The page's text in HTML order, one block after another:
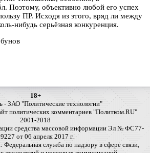
Поэтому, объективно любой его успех
ПР. Исходя из этого, вряд ли между
нибудь серьёзная конкуренция.
18+
- ЗАО "Политические технологии"
политических комментариев "Политком.RU"
2001-2018
средства массовой информации Эл № ФС77-
от 06 апреля 2017 г.
служба по надзору в сфере связи,